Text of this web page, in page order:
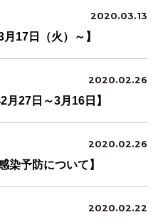
2020.03.13
17日（火）～】
2020.02.26
月27日～3月16日】
2020.02.26
染予防について】
2020.02.22